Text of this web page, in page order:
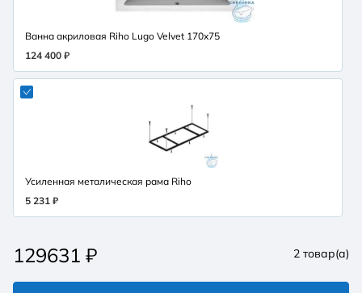
Ванна акриловая Riho Lugo Velvet 170x75
124 400 ₽
Усиленная металическая рама Riho
5 231 ₽
2 товар(а)
129631 ₽